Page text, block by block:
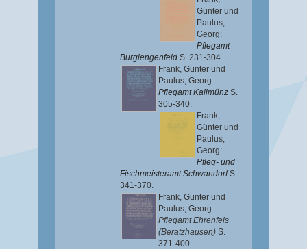
Günter und
Paulus,
Georg:
Pflegamt
Burglengenfeld S. 231-304.
Frank, Günter und
Paulus, Georg:
Pflegamt Kallmünz S.
305-340.
Frank,
Günter und
Paulus,
Georg:
Pfleg- und
Fischmeisteramt SchwandorfS.
341-370.
Frank, Günter und
Paulus, Georg:
Pflegamt Ehrenfels
(Beratzhausen) S.
371-400.